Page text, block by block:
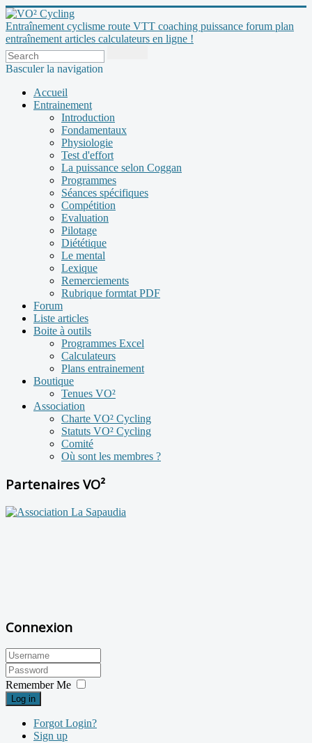
Entraînement cyclisme route VTT coaching puissance forum plan
entraînement articles calculateurs en ligne !
Basculer la navigation
Accueil
Entrainement
Introduction
Fondamentaux
Physiologie
Test d'effort
La puissance selon Coggan
Programmes
Séances spécifiques
Compétition
Evaluation
Pilotage
Diététique
Le mental
Lexique
Remerciements
Rubrique formtat PDF
Forum
Liste articles
Boite à outils
Programmes Excel
Calculateurs
Plans entrainement
Boutique
Tenues VO²
Association
Charte VO² Cycling
Statuts VO² Cycling
Comité
Où sont les membres ?
Partenaires VO²
Connexion
Remember Me
Log in
Forgot Login?
Sign up